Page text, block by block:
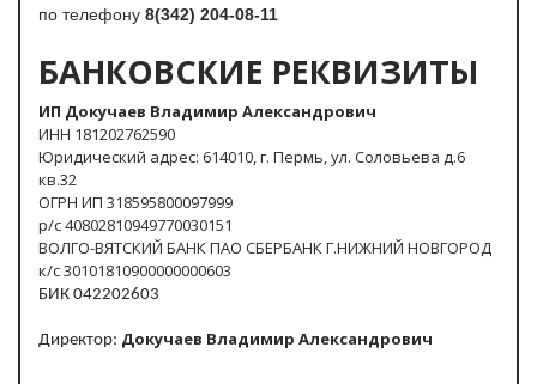
по телефону 8(342) 204-08-11
БАНКОВСКИЕ РЕКВИЗИТЫ
ИП Докучаев Владимир Александрович
ИНН 181202762590
Юридический адрес: 614010, г. Пермь, ул. Соловьева д.6
кв.32
ОГРН ИП 318595800097999
р/с 40802810949770030151
ВОЛГО-ВЯТСКИЙ БАНК ПАО СБЕРБАНК Г.НИЖНИЙ НОВГОРОД
к/с 30101810900000000603
БИК 042202603
Директор: Докучаев Владимир Александрович